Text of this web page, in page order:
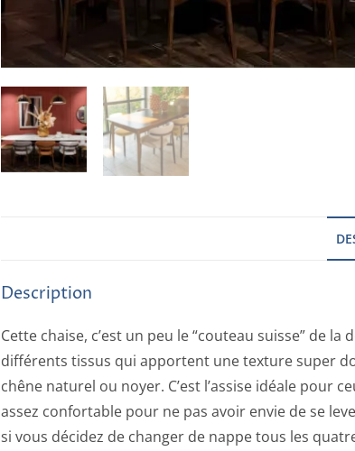
Description
Cette chaise, c’est un peu le “couteau suisse” de
différents tissus qui apportent une texture super
chêne naturel ou noyer. C’est l’assise idéale
assez confortable pour ne pas avoir envie de se
si vous décidez de changer de nappe tous les